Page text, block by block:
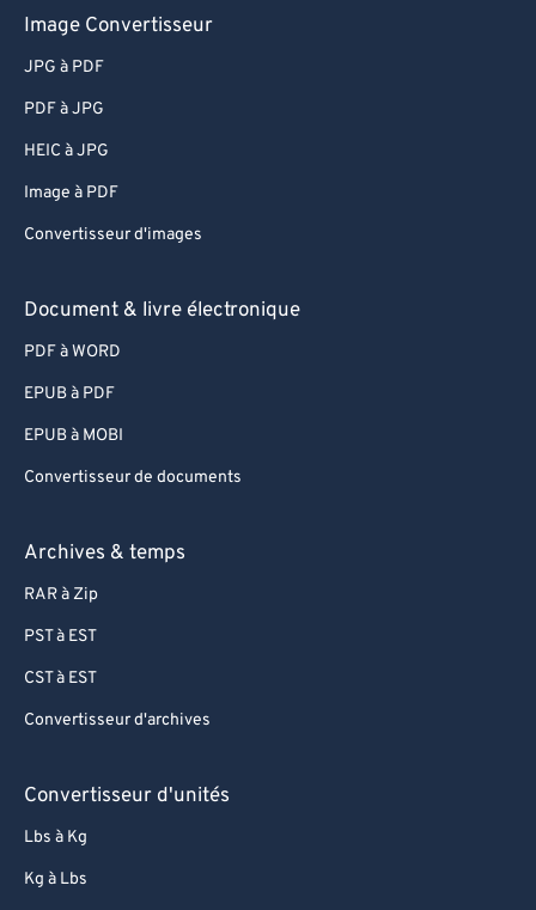
Image Convertisseur
JPG à PDF
PDF à JPG
HEIC à JPG
Image à PDF
Convertisseur d'images
Document & livre électronique
PDF à WORD
EPUB à PDF
EPUB à MOBI
Convertisseur de documents
Archives & temps
RAR à Zip
PST à EST
CST à EST
Convertisseur d'archives
Convertisseur d'unités
Lbs à Kg
Kg à Lbs